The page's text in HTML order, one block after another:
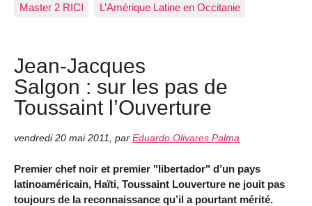
Master 2 RICI L’Amérique Latine en Occitanie
Jean-Jacques
Salgon : sur les pas de
Toussaint l’Ouverture
vendredi 20 mai 2011, par Eduardo Olivares Palma
Premier chef noir et premier "libertador" d’un pays
latinoaméricain, Haïti, Toussaint Louverture ne jouit pas
toujours de la reconnaissance qu’il a pourtant mérité.